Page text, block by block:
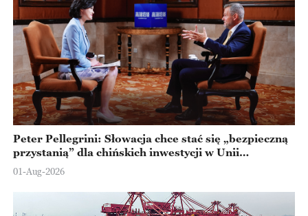
Peter Pellegrini: Słowacja chce stać się „bezpieczną
przystanią” dla chińskich inwestycji w Unii
Europejskiej
01-Aug-2026